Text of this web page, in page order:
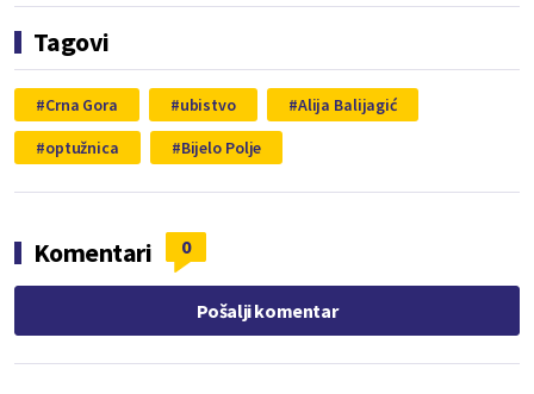
Tagovi
Crna Gora ubistvo
Alija Balijagić
optužnica
Bijelo Polje
Komentari 0
Pošalji komentar